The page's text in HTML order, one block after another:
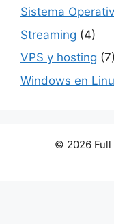
Sistema
Streaming (4)
VPS y hosting (7)
Windows en
© 2026 Full